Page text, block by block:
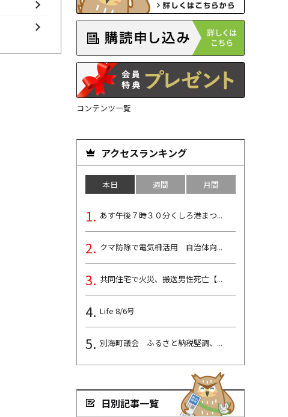
コンテンツ一覧
アクセスランキング
本日 週間 月間
あす午後７時３０分くしろ港まつ...
クマ防除で電気柵活用 自治体向...
共同住宅で火災、搬送男性死亡【...
Life 8/6号
別海町議会 ふるさと納税堅調、...
日別記事一覧